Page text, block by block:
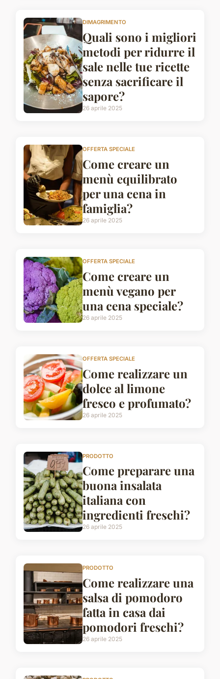
DIMAGRIMENTO
Quali sono i migliori
metodi per ridurre il
sale nelle tue ricette
senza sacrificare il
sapore?
26 aprile 2025
OFFERTA SPECIALE
Come creare un
menù equilibrato
per una cena in
famiglia?
26 aprile 2025
OFFERTA SPECIALE
Come creare un
menù vegano per
una cena speciale?
26 aprile 2025
OFFERTA SPECIALE
Come realizzare un
dolce al limone
fresco e profumato?
26 aprile 2025
PRODOTTO
Come preparare una
buona insalata
italiana con
ingredienti freschi?
26 aprile 2025
PRODOTTO
Come realizzare una
salsa di pomodoro
fatta in casa dai
pomodori freschi?
26 aprile 2025